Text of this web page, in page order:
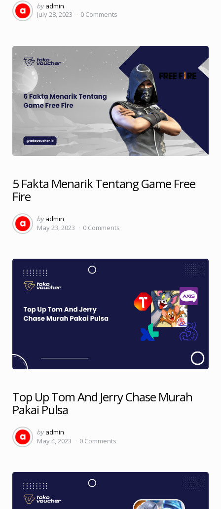
Posted
by
by admin
July 28, 2023
0 Comments
5 Fakta Menarik Tentang Game Free
Fire
Posted
by
by admin
May 23, 2023
0 Comments
Top Up Tom And Jerry Chase Murah
Pakai Pulsa
Posted
by
by admin
May 4, 2023
0 Comments